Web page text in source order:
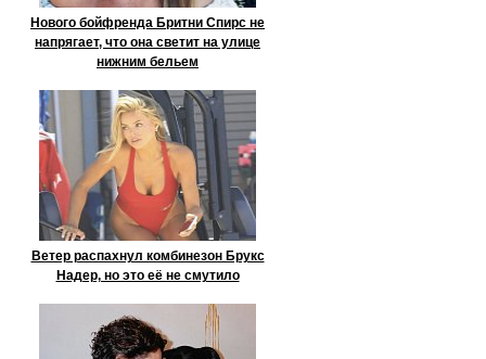
Нового бойфренда Бритни Спирс не
напрягает, что она светит на улице
нижним бельем
Ветер распахнул комбинезон Брукс
Надер, но это её не смутило